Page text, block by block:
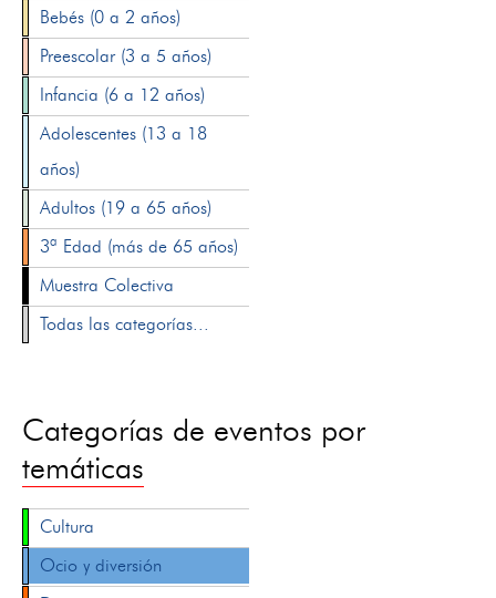
Bebés (0 a 2 años)
Preescolar (3 a 5 años)
Infancia (6 a 12 años)
Adolescentes (13 a 18
años)
Adultos (19 a 65 años)
3ª Edad (más de 65 años)
Muestra Colectiva
Todas las categorías...
Categorías de eventos por
temáticas
Cultura
Ocio y diversión